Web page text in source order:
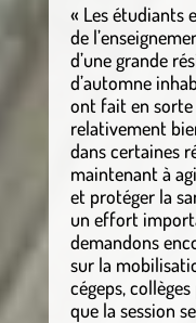
« Les étudiants
de
d’une grande
d’automne
ont fait en sorte
relativement
dans certaines
maintenant à
et protéger la
un effort
demandons
sur la
cégeps,
que la session